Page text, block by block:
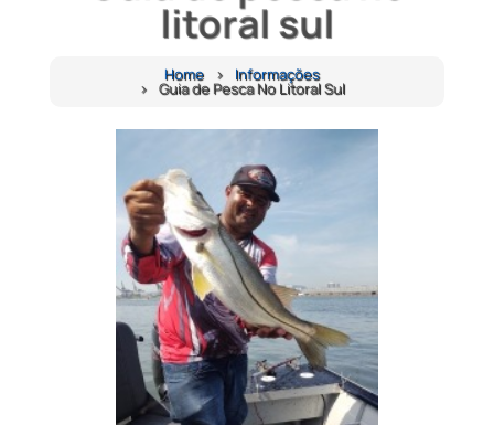
litoral sul
Home Informações
Guia de Pesca No Litoral Sul